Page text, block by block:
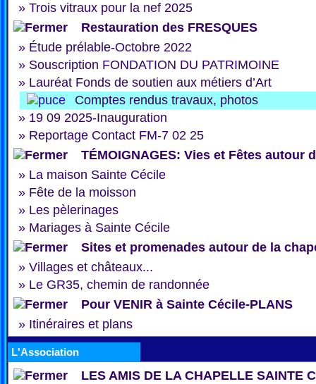
» Trois vitraux pour la nef 2025
Restauration des FRESQUES
» Étude prélable-Octobre 2022
» Souscription FONDATION DU PATRIMOINE
» Lauréat Fonds de soutien aux métiers d’Art
Comptes rendus travaux, photos
» 19 09 2025-Inauguration
» Reportage Contact FM-7 02 25
TÉMOIGNAGES: Vies et Fêtes autour
» La maison Sainte Cécile
» Fête de la moisson
» Les pèlerinages
» Mariages à Sainte Cécile
Sites et promenades autour de la
» Villages et châteaux...
» Le GR35, chemin de randonnée
Pour VENIR à Sainte Cécile-PLANS
» Itinéraires et plans
L'Association
LES AMIS DE LA CHAPELLE SAINTE